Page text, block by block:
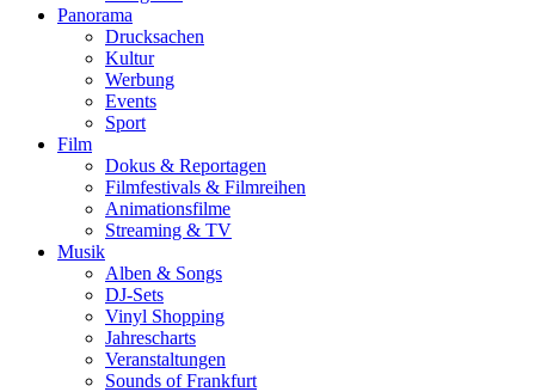
Panorama
Drucksachen
Kultur
Werbung
Events
Sport
Film
Dokus & Reportagen
Filmfestivals & Filmreihen
Animationsfilme
Streaming & TV
Musik
Alben & Songs
DJ-Sets
Vinyl Shopping
Jahrescharts
Veranstaltungen
Sounds of Frankfurt